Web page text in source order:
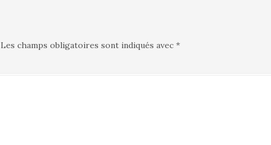
Les champs obligatoires sont indiqués avec *